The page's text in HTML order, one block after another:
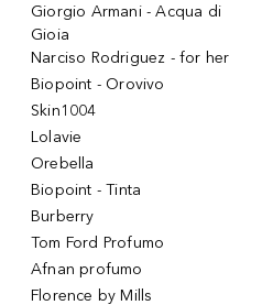
Giorgio Armani - Acqua di
Gioia
Narciso Rodriguez - for her
Biopoint - Orovivo
Skin1004
Lolavie
Orebella
Biopoint - Tinta
Burberry
Tom Ford Profumo
Afnan profumo
Florence by Mills